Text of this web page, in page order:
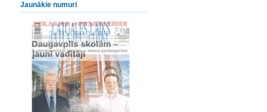
Jaunākie numuri